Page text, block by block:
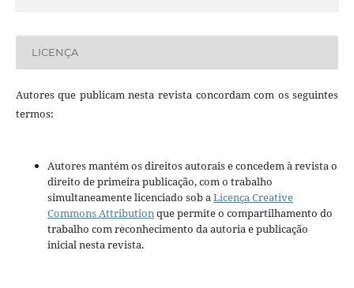
LICENÇA
Autores que publicam nesta revista concordam com os seguintes
termos:
Autores mantém os direitos autorais e concedem à revista o
direito de primeira publicação, com o trabalho
simultaneamente licenciado sob aLicença Creative
Commons Attributionque permite o compartilhamento do
trabalho com reconhecimento da autoria e publicação
inicial nesta revista.